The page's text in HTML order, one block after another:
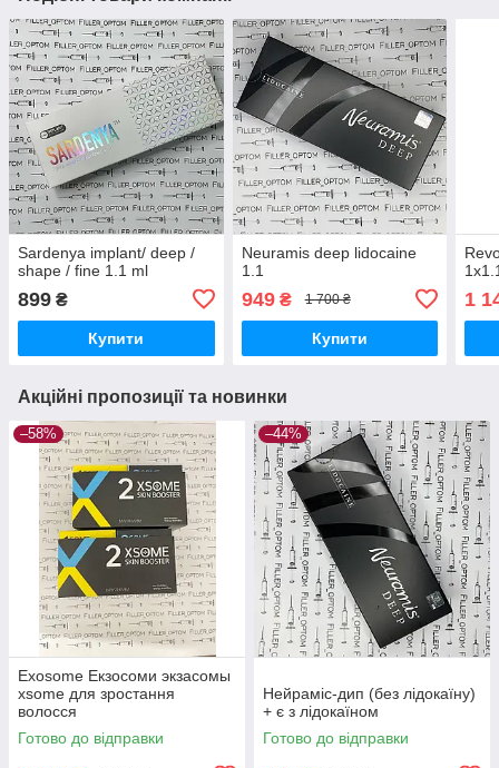
Sardenya implant/ deep /
shape / fine 1.1 ml
899 ₴
Купити
Neuramis deep lidocaine
1.1
949₴ 1 700 ₴
Купити
1
Акційні пропозиції та новинки
–58%
Exosome Екзосоми экзасомы
xsome для зростання
волосся
Готово до відправки
–44%
Нейраміс-дип (без лідокаїну)
+ є з лідокаїном
Готово до відправки